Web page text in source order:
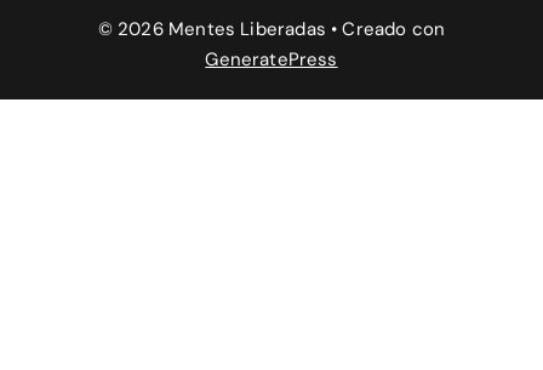
© 2026 Mentes Liberadas • Creado con
GeneratePress